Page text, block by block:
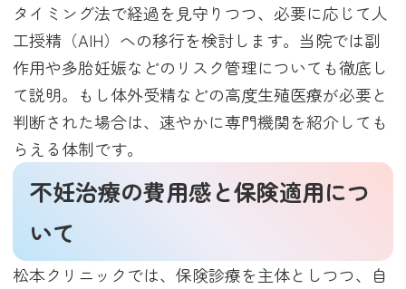
タイミング法で経過を見守りつつ、必要に応じて人
工授精（AIH）への移行を検討します。当院では副
作用や多胎妊娠などのリスク管理についても徹底し
て説明。もし体外受精などの高度生殖医療が必要と
判断された場合は、速やかに専門機関を紹介しても
らえる体制です。
不妊治療の費用感と保険適用につ
いて
松本クリニックでは、保険診療を主体としつつ、自